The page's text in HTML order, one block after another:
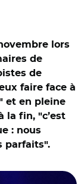
lors
de
de
faire face à
et en pleine
la fin, "c’est
: nous
parfaits".